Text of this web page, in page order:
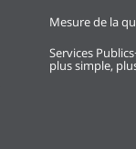
Mesure de la
Services
plus simple,